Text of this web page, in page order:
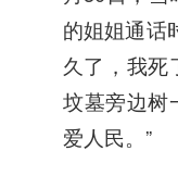
的姐姐通话
久了，我死
坟墓旁边
爱人民。”